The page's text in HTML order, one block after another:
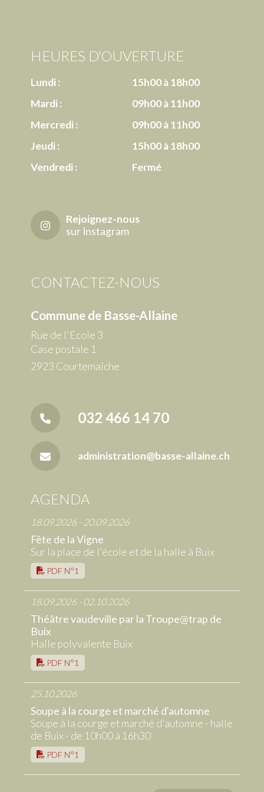
HEURES D'OUVERTURE
Lundi :
15h00 à 18h00
Mardi :
09h00 à 11h00
Mercredi :
09h00 à 11h00
Jeudi :
15h00 à 18h00
Vendredi :
Fermé
Rejoignez-nous
sur Instagram
CONTACTEZ-NOUS
Commune de Basse-Allaine
Rue de l'Ecole 3
Case postale 1
2923 Courtemaîche
032 466 14 70
administration@basse-allaine.ch
AGENDA
18.09.2026 - 20.09.2026
Fête de la Vigne
Sur la place de l'école et de la halle à Buix
PDF N°1
18.09.2026 - 02.10.2026
Théâtre vaudeville par la Troupe@trap de
Buix
Halle polyvalente Buix
PDF N°1
25.10.2026
Soupe à la courge et marché d'automne
Soupe à la courge et marché d'automne - halle
de Buix - de 10h00 à 16h30
PDF N°1